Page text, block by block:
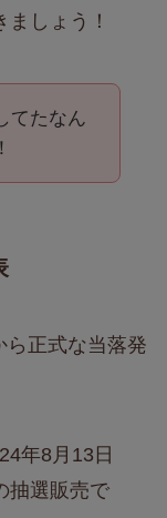
しょう！
てたなん
ら正式な当落発
年8月13日
抽選販売で